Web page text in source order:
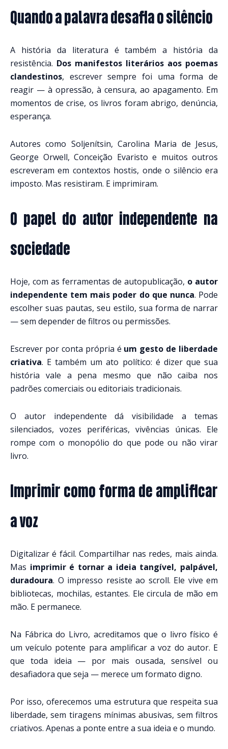
Quando a palavra desafia o silêncio
A história da literatura é também a história da
resistência. Dos manifestos literários aos poemas
clandestinos, escrever sempre foi uma forma de
reagir — à opressão, à censura, ao apagamento. Em
momentos de crise, os livros foram abrigo, denúncia,
esperança.
Autores como Soljenítsin, Carolina Maria de Jesus,
George Orwell, Conceição Evaristo e muitos outros
escreveram em contextos hostis, onde o silêncio era
imposto. Mas resistiram. E imprimiram.
O papel do autor independente na
sociedade
Hoje, com as ferramentas de autopublicação, o autor
independente tem mais poder do que nunca. Pode
escolher suas pautas, seu estilo, sua forma de narrar
— sem depender de filtros ou permissões.
Escrever por conta própria é um gesto de liberdade
criativa. E também um ato político: é dizer que sua
história vale a pena mesmo que não caiba nos
padrões comerciais ou editoriais tradicionais.
O autor independente dá visibilidade a temas
silenciados, vozes periféricas, vivências únicas. Ele
rompe com o monopólio do que pode ou não virar
livro.
Imprimir como forma de amplificar
a voz
Digitalizar é fácil. Compartilhar nas redes, mais ainda.
Mas imprimir é tornar a ideia tangível, palpável,
duradoura. O impresso resiste ao scroll. Ele vive em
bibliotecas, mochilas, estantes. Ele circula de mão em
mão. E permanece.
Na Fábrica do Livro, acreditamos que o livro físico é
um veículo potente para amplificar a voz do autor. E
que toda ideia — por mais ousada, sensível ou
desafiadora que seja — merece um formato digno.
Por isso, oferecemos uma estrutura que respeita sua
liberdade, sem tiragens mínimas abusivas, sem filtros
criativos. Apenas a ponte entre a sua ideia e o mundo.